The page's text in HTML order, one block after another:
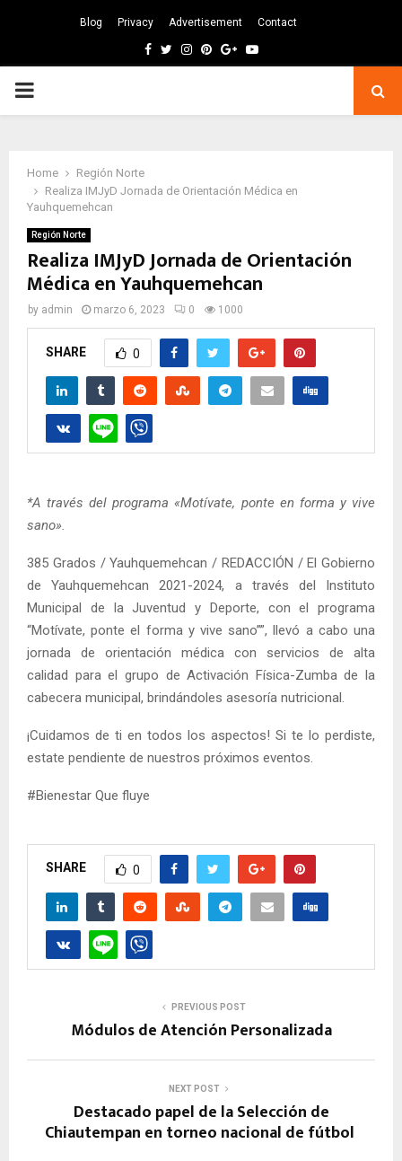
Blog Privacy Advertisement Contact
Facebook
TwitterInstagram
Pinterest
GoogleYoutube
PRIMARY
Home
Región Norte
Realiza IMJyD Jornada de Orientación Médica en
Yauhquemehcan
Región Norte
Realiza IMJyD Jornada de Orientación
Médica en Yauhquemehcan
by admin marzo 6, 2023 0 1000
SHARE 0
*A través del programa «Motívate, ponte en forma y vive
sano».
385 Grados / Yauhquemehcan / REDACCIÓN / El Gobierno
de Yauhquemehcan 2021-2024, a través del Instituto
Municipal de la Juventud y Deporte, con el programa
“Motívate, ponte el forma y vive sano””, llevó a cabo una
jornada de orientación médica con servicios de alta
calidad para el grupo de Activación Física-Zumba de la
cabecera municipal, brindándoles asesoría nutricional.
¡Cuidamos de ti en todos los aspectos! Si te lo perdiste,
estate pendiente de nuestros próximos eventos.
#Bienestar Que fluye
SHARE 0
PREVIOUS POST
Módulos de Atención Personalizada
NEXT POST
Destacado papel de la Selección de
Chiautempan en torneo nacional de fútbol